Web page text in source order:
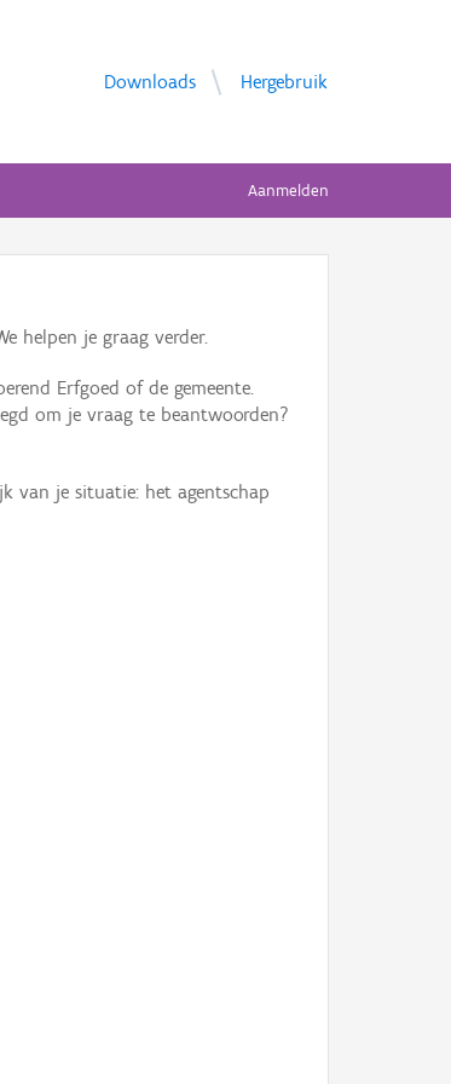
Downloads Hergebruik
Aanmelden
helpen je graag verder.
Erfgoed of de gemeente.
om je vraag te beantwoorden?
van je situatie: het agentschap